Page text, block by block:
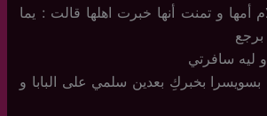
أمها و تمنت أنها خبرت اهلها قالت : يما
ليه سافرتي
بسويسرا بخبركِ بعدين سلمي على البابا و